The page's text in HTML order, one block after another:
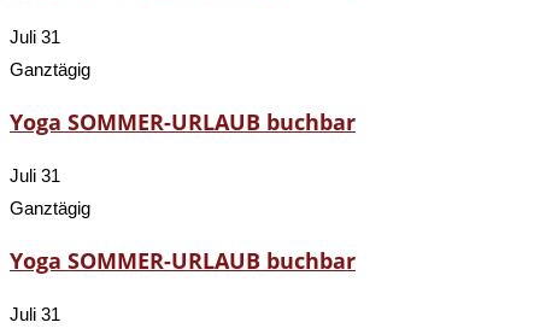
Juli 31
Ganztägig
Yoga SOMMER-URLAUB buchbar
Juli 31
Ganztägig
Yoga SOMMER-URLAUB buchbar
Juli 31